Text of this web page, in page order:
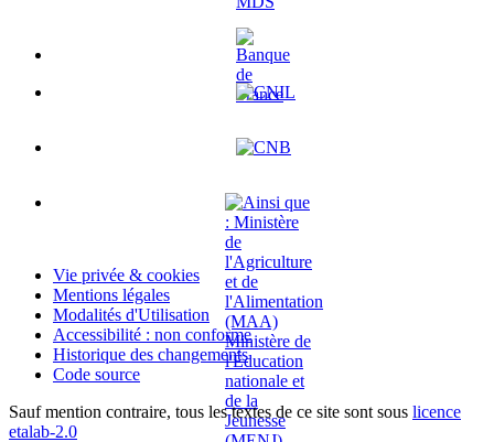
Vie privée & cookies
Mentions légales
Modalités d'Utilisation
Accessibilité : non conforme
Historique des changements
Code source
Sauf mention contraire, tous les textes de ce site sont sous licence
etalab-2.0